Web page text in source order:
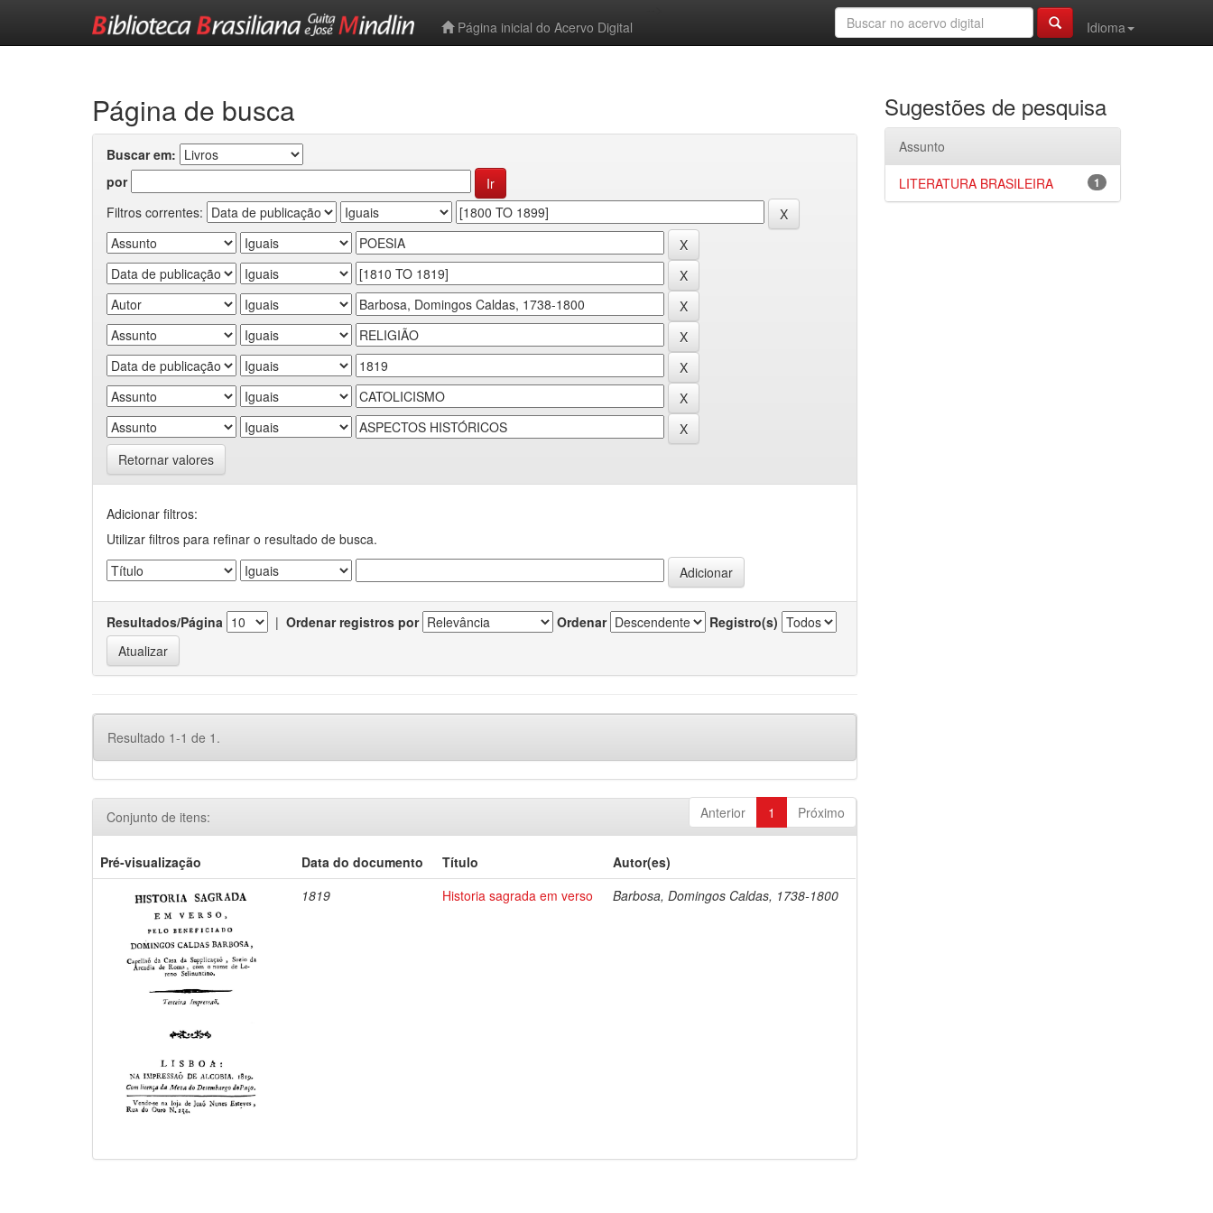
Página inicial do Acervo Digital
Idioma
Página de busca
Buscar em:
por
Filtros correntes:
Retornar valores
Adicionar filtros:
Utilizar filtros para refinar o resultado de busca.
Resultados/Página | Ordenar registros por Ordenar Registro(s)
Resultado 1-1 de 1.
Anterior 1 Próximo
Conjunto de itens:
Pré-visualização Data do documento Título
Autor(es)
1819
Historia sagrada em verso Barbosa, Domingos Caldas, 1738-1800
Sugestões de pesquisa
Assunto
1
LITERATURA BRASILEIRA